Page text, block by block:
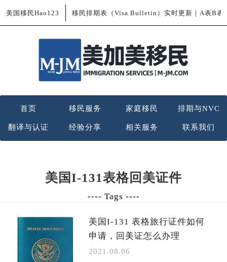
美国移民Hao123 移民排期表（Visa Bulletin）实时更新｜A表B表
首页 移民服务 家庭移民 排期与NVC
翻译与认证 经验分享 相关服务 联系我们
美国I-131表格回美证件
---- Tags ----
美国I-131 表格旅行证件如何
申请，回美证怎么办理
2021.08.06